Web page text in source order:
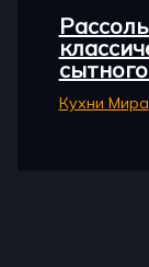
Кухни Мира